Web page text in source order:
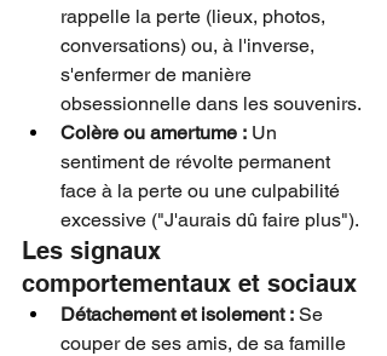
rappelle la perte (lieux, photos,
conversations) ou, à l'inverse,
s'enfermer de manière
obsessionnelle dans les souvenirs.
Colère ou amertume : Un
sentiment de révolte permanent
face à la perte ou une culpabilité
excessive ("J'aurais dû faire plus").
Les signaux
comportementaux et sociaux
Détachement et isolement : Se
couper de ses amis, de sa famille